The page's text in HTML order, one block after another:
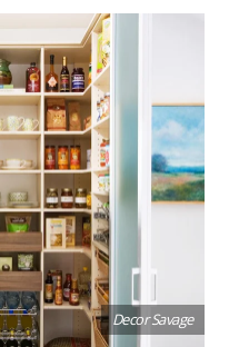
Decor Savage